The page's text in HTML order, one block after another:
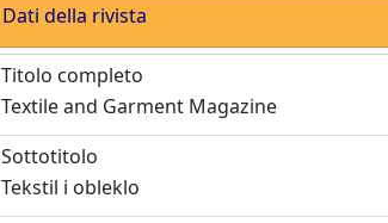
Dati della rivista
Titolo completo
Textile and Garment Magazine
Sottotitolo
Tekstil i obleklo